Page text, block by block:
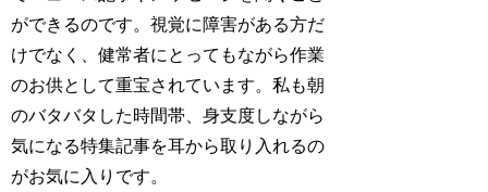
ができるのです。視覚に障害がある方だ
けでなく、健常者にとってもながら作業
のお供として重宝されています。私も朝
のバタバタした時間帯、身支度しながら
気になる特集記事を耳から取り入れるの
がお気に入りです。